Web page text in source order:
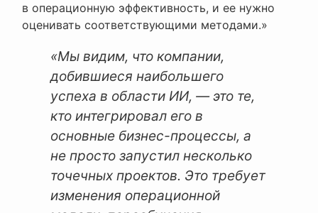
в операционную эффективность, и ее нужно
оценивать соответствующими методами.»
«Мы видим, что компании,
добившиеся наибольшего
успеха в области ИИ, — это те,
кто интегрировал его в
основные бизнес-процессы, а
не просто запустил несколько
точечных проектов. Это требует
изменения операционной